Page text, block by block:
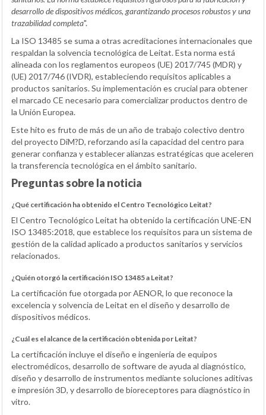
desarrollo de dispositivos médicos, garantizando procesos robustos y una
trazabilidad completa".
La ISO 13485 se suma a otras acreditaciones internacionales que
respaldan la solvencia tecnológica de Leitat. Esta norma está
alineada con los reglamentos europeos (UE) 2017/745 (MDR) y
(UE) 2017/746 (IVDR), estableciendo requisitos aplicables a
productos sanitarios. Su implementación es crucial para obtener
el marcado CE necesario para comercializar productos dentro de
la Unión Europea.
Este hito es fruto de más de un año de trabajo colectivo dentro
del proyecto DiM?D, reforzando así la capacidad del centro para
generar confianza y establecer alianzas estratégicas que aceleren
la transferencia tecnológica en el ámbito sanitario.
Preguntas sobre la noticia
¿Qué certificación ha obtenido el Centro Tecnológico Leitat?
El Centro Tecnológico Leitat ha obtenido la certificación UNE-EN
ISO 13485:2018, que establece los requisitos para un sistema de
gestión de la calidad aplicado a productos sanitarios y servicios
relacionados.
¿Quién otorgó la certificación ISO 13485 a Leitat?
La certificación fue otorgada por AENOR, lo que reconoce la
excelencia y solvencia de Leitat en el diseño y desarrollo de
dispositivos médicos.
¿Cuál es el alcance de la certificación obtenida por Leitat?
La certificación incluye el diseño e ingeniería de equipos
electromédicos, desarrollo de software de ayuda al diagnóstico,
diseño y desarrollo de instrumentos mediante soluciones aditivas
e impresión 3D, y desarrollo de bioreceptores para diagnóstico in
vitro.